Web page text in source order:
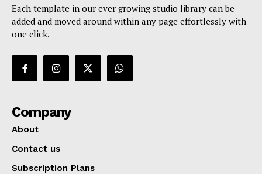
Each template in our ever growing studio library can be
added and moved around within any page effortlessly with
one click.
Company
About
Contact us
Subscription Plans